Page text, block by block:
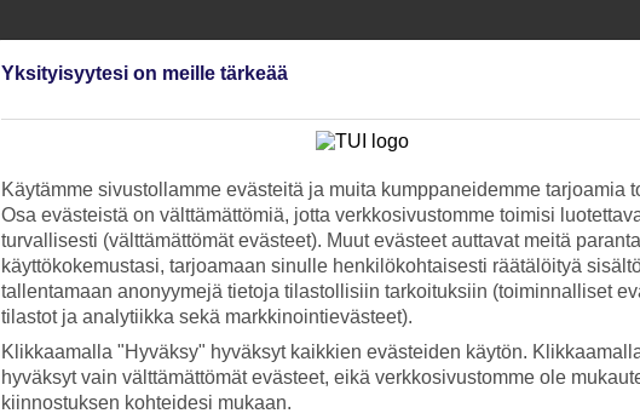
Yksityisyytesi on meille tärkeää
Käytämme sivustollamme evästeitä ja muita kumppaneidemme tarjoamia
Osa evästeistä on välttämättömiä, jotta verkkosivustomme toimisi
turvallisesti (välttämättömät evästeet). Muut evästeet auttavat meitä
käyttökokemustasi, tarjoamaan sinulle henkilökohtaisesti räätälöityä
tallentamaan anonyymejä tietoja tilastollisiin tarkoituksiin (toiminnalliset
tilastot ja analytiikka sekä markkinointievästeet).
Klikkaamalla "Hyväksy" hyväksyt kaikkien evästeiden käytön.
hyväksyt vain välttämättömät evästeet, eikä verkkosivustomme ole
kiinnostuksen kohteidesi mukaan.